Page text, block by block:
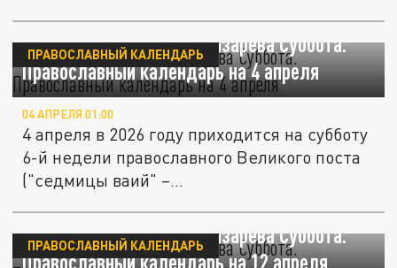
"Лазаре! Гряди вон!": Лазарева Суббота.
Православный календарь на 4 апреля
ПРАВОСЛАВНЫЙ КАЛЕНДАРЬ
04 АПРЕЛЯ 01:00
4 апреля в 2026 году приходится на субботу
6-й недели православного Великого поста
("седмицы ваий" –...
"Лазаре! Гряди вон!": Лазарева Суббота.
Православный календарь на 12 апреля
ПРАВОСЛАВНЫЙ КАЛЕНДАРЬ